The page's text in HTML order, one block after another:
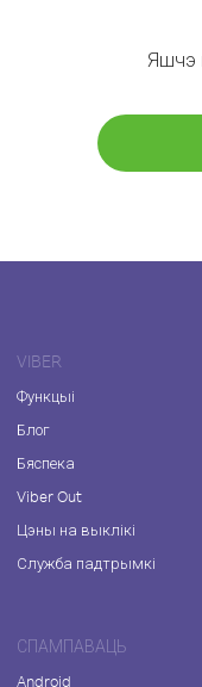
Яшчэ
VIBER
Функцыі
Блог
Бяспека
Viber Out
Цэны на выклікі
Служба падтрымкі
СПАМПАВАЦЬ
Android